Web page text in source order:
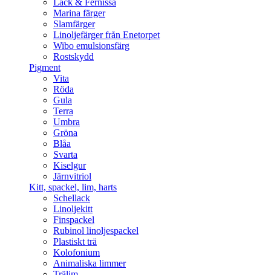
Lack & Fernissa
Marina färger
Slamfärger
Linoljefärger från Enetorpet
Wibo emulsionsfärg
Rostskydd
Pigment
Vita
Röda
Gula
Terra
Umbra
Gröna
Blåa
Svarta
Kiselgur
Järnvitriol
Kitt, spackel, lim, harts
Schellack
Linoljekitt
Finspackel
Rubinol linoljespackel
Plastiskt trä
Kolofonium
Animaliska limmer